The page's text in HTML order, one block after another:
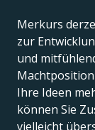
Merkurs
zur
und
Ihre Ideen
können Sie
vielleicht